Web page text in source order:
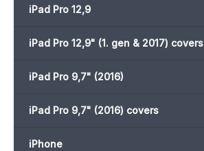
iPad Pro 12,9
iPad Pro 12,9" (1. gen & 2017) covers
iPad Pro 9,7" (2016)
iPad Pro 9,7" (2016) covers
iPhone